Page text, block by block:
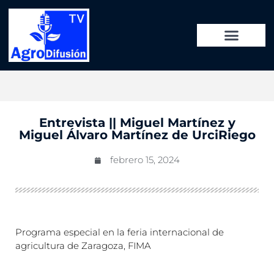
Entrevista || Miguel Martínez y
Miguel Álvaro Martínez de UrciRiego
febrero 15, 2024
Programa especial en la feria internacional de
agricultura de Zaragoza, FIMA